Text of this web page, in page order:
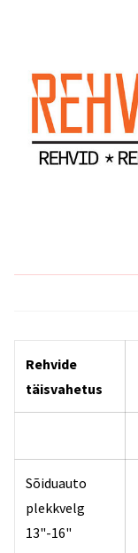
Rehvide
täisvahetus
Sõiduauto
plekkvelg
13"-16"